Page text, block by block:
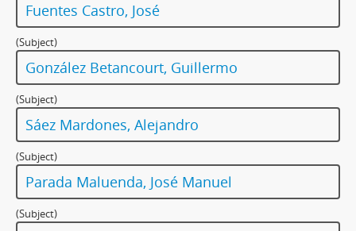
Fuentes Castro, José
(Subject)
González Betancourt, Guillermo
(Subject)
Sáez Mardones, Alejandro
(Subject)
Parada Maluenda, José Manuel
(Subject)